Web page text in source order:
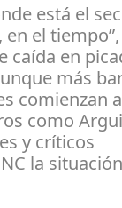
está el
el
caída en
más
comienzan
como
y críticos
la